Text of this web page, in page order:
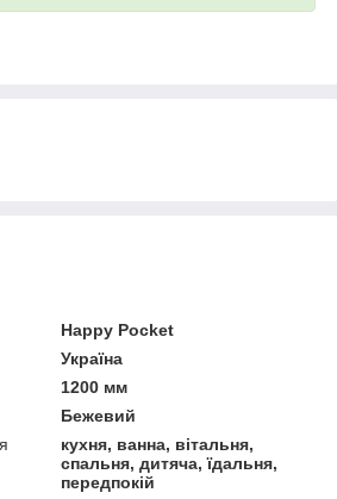
Happy Pocket
Україна
1200 мм
Бежевий
кухня, ванна, вітальня,
спальня, дитяча, їдальня,
передпокій